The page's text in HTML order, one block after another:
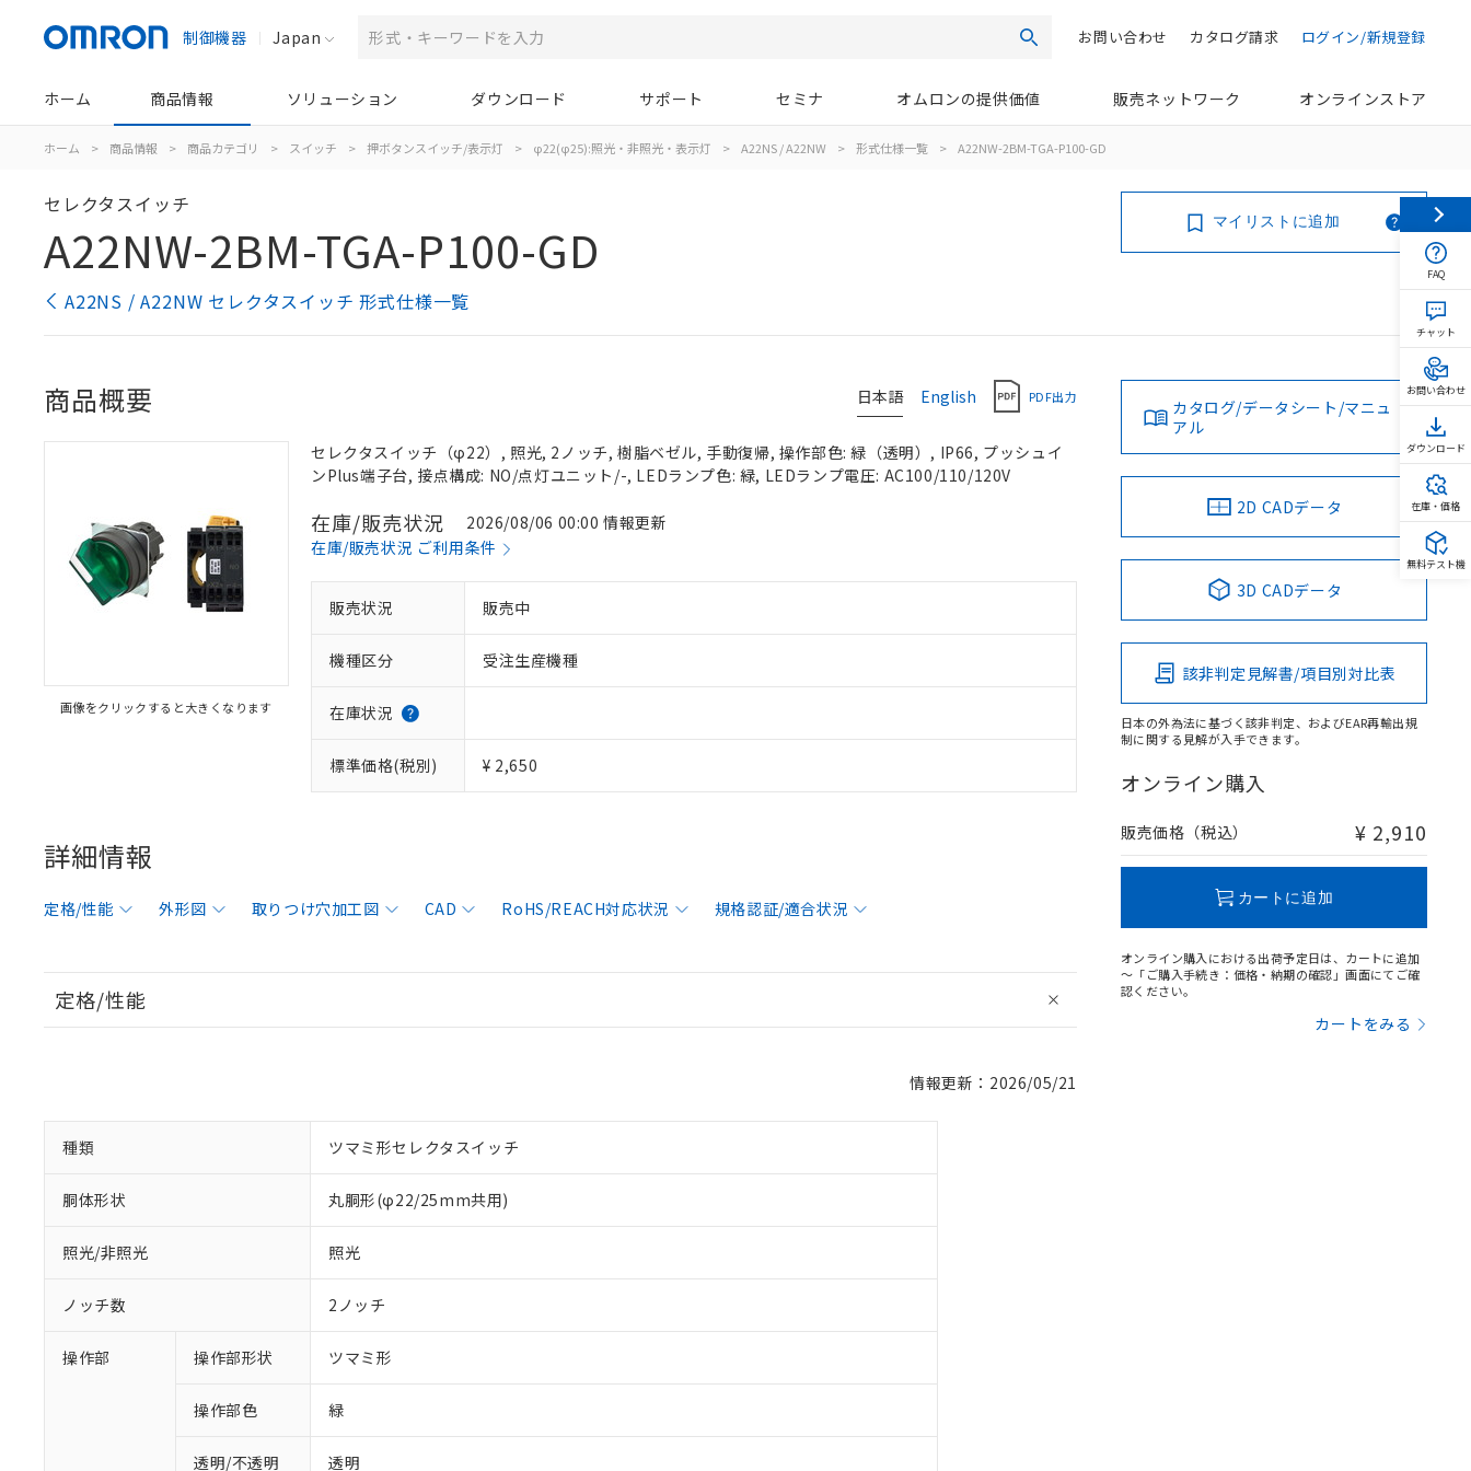
制御機器 Japan 検索 ログイン/新規登録
カタログ請求
お問い合わせ
ホーム 商品情報 ソリューション ダウンロード サポート セミナ オムロンの提供価値 販売ネットワーク オンラインストア
ホーム > 商品情報 > 商品カテゴリ > スイッチ > 押ボタンスイッチ/表示灯 > φ22(φ25):照光・非照光・表示灯 > A22NS / A22NW > 形式仕様一覧 > A22NW-2BM-TGA-P100-GD
セレクタスイッチ
A22NW-2BM-TGA-P100-GD
A22NS / A22NW セレクタスイッチ 形式仕様一覧
マイリストに追加
日本語 English PDF出力
商品概要
画像をクリックすると大きくなります
セレクタスイッチ（φ22）, 照光, 2ノッチ, 樹脂ベゼル, 手動復帰, 操作部色: 緑（透明）, IP66, プッシュイ
ンPlus端子台, 接点構成: NO/点灯ユニット/-, LEDランプ色: 緑, LEDランプ電圧: AC100/110/120V
在庫/販売状況
2026/08/06 00:00 情報更新
在庫/販売状況 ご利用条件
販売状況 販売中
機種区分 受注生産機種
在庫状況
標準価格(税別) ¥ 2,650
詳細情報
定格/性能 外形図 取りつけ穴加工図 CAD RoHS/REACH対応状況 規格認証/適合状況
定格/性能
情報更新：2026/05/21
種類 ツマミ形セレクタスイッチ
胴体形状 丸胴形(φ22/25mm共用)
照光/非照光 照光
ノッチ数 2ノッチ
操作部 操作部形状 ツマミ形
操作部色 緑
透明/不透明 透明
カタログ/データシート/マニュ
アル
2D CADデータ
3D CADデータ
該非判定見解書/項目別対比表
日本の外為法に基づく該非判定、およびEAR再輸出規
制に関する見解が入手できます。
オンライン購入
販売価格（税込） ¥ 2,910
カートに追加
オンライン購入における出荷予定日は、カートに追加
～「ご購入手続き：価格・納期の確認」画面にてご確
認ください。
カートをみる
FAQ
チャット
お問い合わせ
ダウンロード
在庫・価格
無料テスト機